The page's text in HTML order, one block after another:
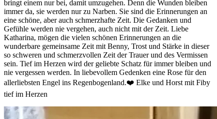
bringt einem nur bei, damit umzugehen. Denn die Wunden bleiben
immer da, sie werden nur zu Narben. Sie sind die Erinnerungen an
eine schöne, aber auch schmerzhafte Zeit. Die Gedanken und
Gefühle werden nie vergehen, auch nicht mit der Zeit. Liebe
Katharina, mögen die vielen schönen Erinnerungen an die
wunderbare gemeinsame Zeit mit Benny, Trost und Stärke in dieser
so schweren und schmerzvollen Zeit der Trauer und des Vermissen
sein. Tief im Herzen wird der geliebte Schatz für immer bleiben und
nie vergessen werden. In liebevollem Gedenken eine Rose für den
allerliebsten Engel ins Regenbogenland.❤️ Elke und Horst mit Fiby
tief im Herzen